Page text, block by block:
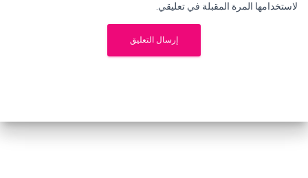
لاستخدامها المرة المقبلة في تعليقي.